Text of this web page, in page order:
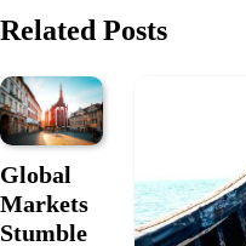
Related Posts
Global
Markets
Stumble